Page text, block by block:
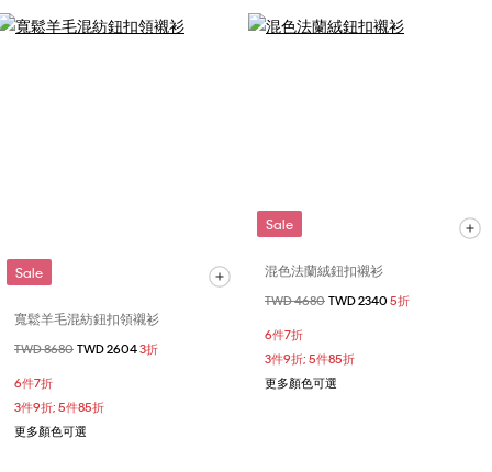
Sale
寬鬆羊毛混紡鈕扣領襯衫
價格扣減從
TWD 8680 至
TWD 26043折
6件7折
3件9折; 5件85折
更多顏色可選
Sale
混色法蘭絨鈕扣襯衫
價格扣減從
TWD 4680 至
TWD 2340 5折
6件7折
3件9折; 5件85折
更多顏色可選